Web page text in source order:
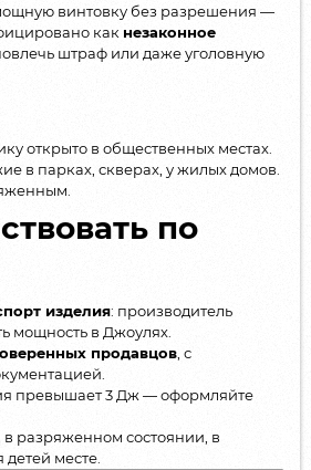
винтовку без разрешения —
как незаконное
штраф или даже уголовную
открыто в общественных местах.
в парках, скверах, у жилых домов.
по
изделия: производитель
мощность в Джоулях.
продавцов , с
превышает 3 Дж — оформляйте
в разряженном состоянии, в
месте.